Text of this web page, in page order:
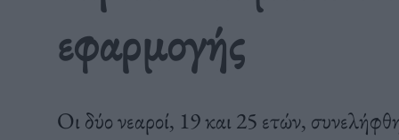
εφαρμογής
Οι δύο νεαροί, 19 και 25 ετών,